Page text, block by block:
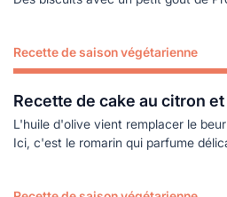
Recette de saison végétarienne
Recette de cake au citron
L'huile d'olive vient remplacer le
Ici, c'est le romarin qui parfume
Lire plus